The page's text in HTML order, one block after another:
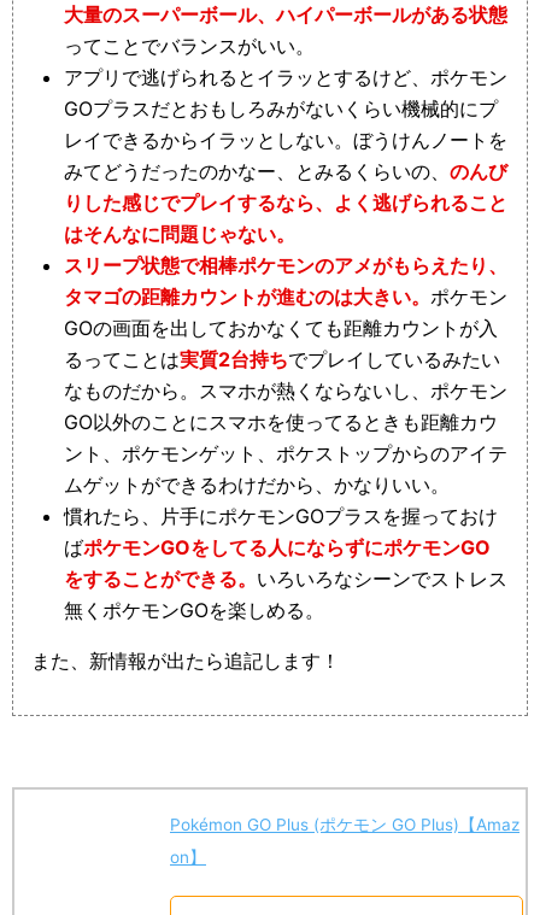
大量のスーパーボール、ハイパーボールがある状態
ってことでバランスがいい。
アプリで逃げられるとイラッとするけど、ポケモン
GOプラスだとおもしろみがないくらい機械的にプ
レイできるからイラッとしない。ぼうけんノートを
みてどうだったのかなー、とみるくらいの、のんび
りした感じでプレイするなら、よく逃げられること
はそんなに問題じゃない。
スリープ状態で相棒ポケモンのアメがもらえたり、
タマゴの距離カウントが進むのは大きい。 ポケモン
GOの画面を出しておかなくても距離カウントが入
るってことは実質2台持ちでプレイしているみたい
なものだから。スマホが熱くならないし、ポケモン
GO以外のことにスマホを使ってるときも距離カウ
ント、ポケモンゲット、ポケストップからのアイテ
ムゲットができるわけだから、かなりいい。
慣れたら、片手にポケモンGOプラスを握っておけ
ばポケモンGOをしてる人にならずにポケモンGO
をすることができる。 いろいろなシーンでストレス
無くポケモンGOを楽しめる。
また、新情報が出たら追記します！
Pokémon GO Plus (ポケモン GO Plus)【Amaz
on】